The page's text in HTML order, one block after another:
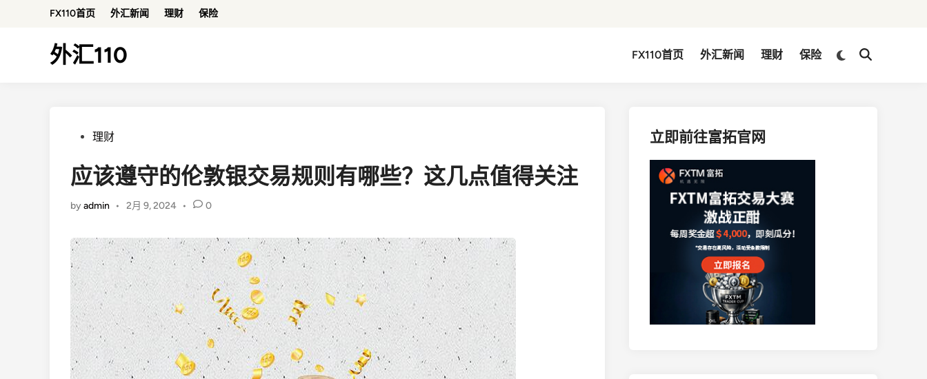
FX110首页 外汇新闻 理财 保险
外汇110 FX110首页 外汇新闻 理财 保险
Switch
Open
Posted理财
应该遵守的伦敦银交易规则有哪些？这几点值得关注
byadmin • 2月 9, 2024 • 0
立即前往富拓官网